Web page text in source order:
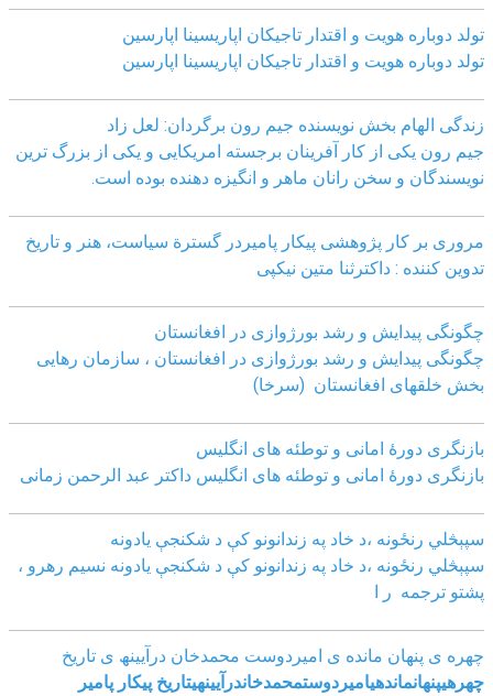
تولد دوباره هویت و اقتدار تاجیکان اپاریسینا اپارسین
تولد دوباره هویت و اقتدار تاجیکان اپاریسینا اپارسین
زندگی الهام بخش نویسنده جیم رون برگردان: لعل زاد
جیم رون یکی از کار آفرینان برجسته امریکایی و یکی از بزرگ ترین
نویسندگان و سخن رانان ماهر و انگیزه دهنده بوده است.
مروری بر کار پژوهشی پیکار پامیردر گسترة سیاست، هنر و تاریخ
تدوین کننده : داکترثنا متین نیکپی
چگونگی پیدایش و رشد بورژوازی در افغانستان
چگونگی پیدایش و رشد بورژوازی در افغانستان ، سازمان رهایی
بخش خلقهای افغانستان (سرخا)
بازنگرى دورۀ امانى و توطئه هاى انگليس
بازنگرى دورۀ امانى و توطئه هاى انگليس داکتر عبد الرحمن زمانى
سپېڅلي رنځونه ،د خاد په زندانونو کې د شکنجې یادونه
سپېڅلي رنځونه ،د خاد په زندانونو کې د شکنجې یادونه نسیم رهرو ،
پشتو ترجمه ر ا
چھره ی پنھان مانده ی امیردوست محمدخان درآیینھ ی تاریخ
چھرهیپنھانماندهیامیردوستمحمدخاندرآیینھیتاریخ پیکار پامیر